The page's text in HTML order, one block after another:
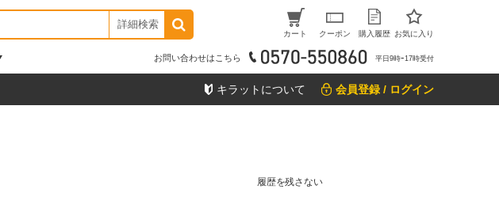
詳細検索
カート クーポン 購入履歴 お気に入り
お問い合わせはこちら 平日9時ｰ17時受付
キラットについて 会員登録 / ログイン
履歴を残さない